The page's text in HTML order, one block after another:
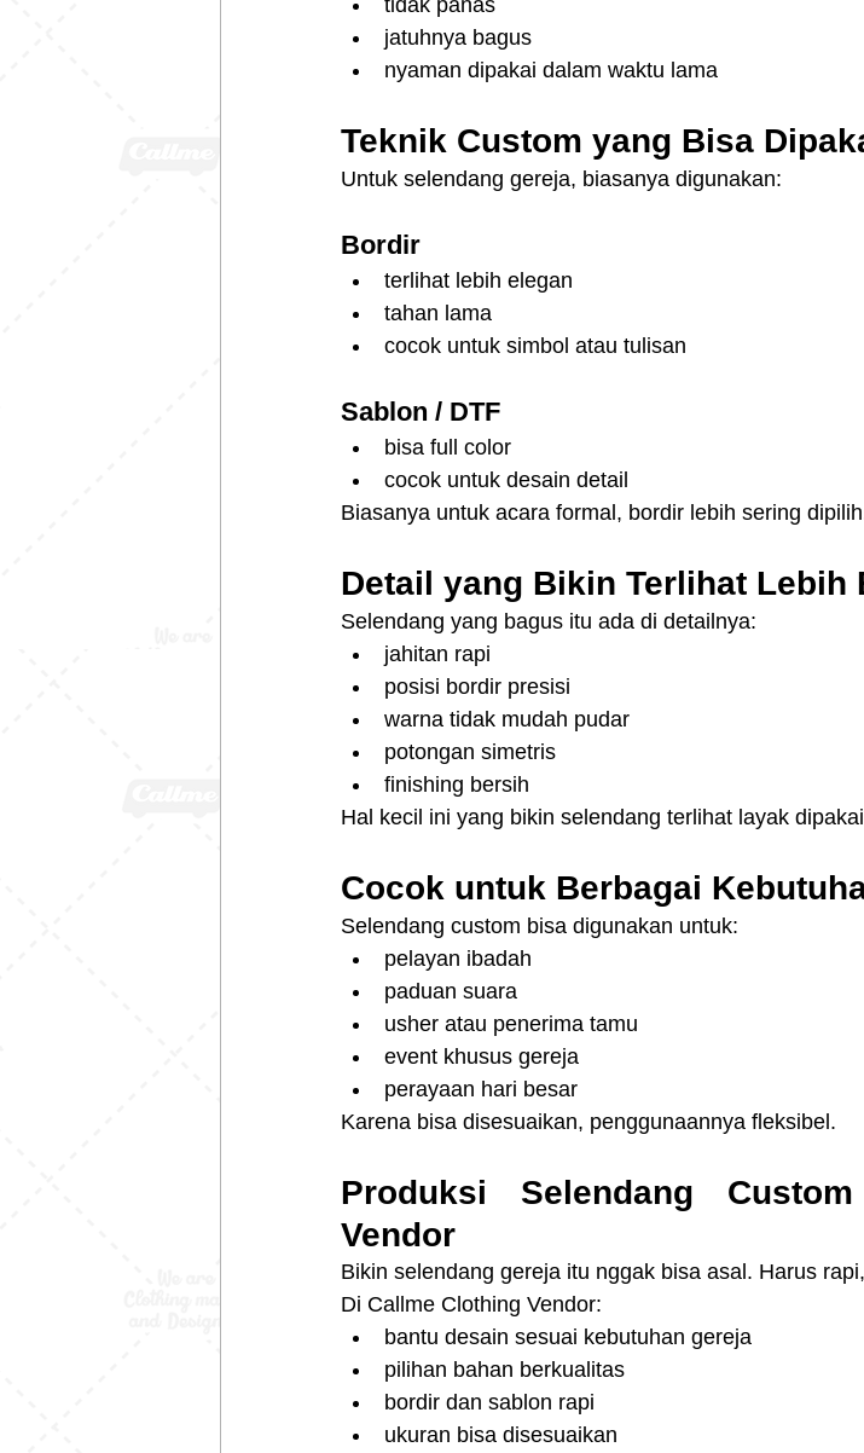
tidak panas
jatuhnya bagus
nyaman dipakai dalam waktu lama
Teknik Custom yang Bisa
Untuk selendang gereja, biasanya digunakan:
Bordir
terlihat lebih elegan
tahan lama
cocok untuk simbol atau tulisan
Sablon / DTF
bisa full color
cocok untuk desain detail
Biasanya untuk acara formal, bordir lebih sering
Detail yang Bikin Terlihat Lebih
Selendang yang bagus itu ada di detailnya:
jahitan rapi
posisi bordir presisi
warna tidak mudah pudar
potongan simetris
finishing bersih
Hal kecil ini yang bikin selendang terlihat layak
Cocok untuk Berbagai
Selendang custom bisa digunakan untuk:
pelayan ibadah
paduan suara
usher atau penerima tamu
event khusus gereja
perayaan hari besar
Karena bisa disesuaikan, penggunaannya fleksibel.
Produksi Selendang
Vendor
Bikin selendang gereja itu nggak bisa asal. Harus
Di Callme Clothing Vendor:
bantu desain sesuai kebutuhan gereja
pilihan bahan berkualitas
bordir dan sablon rapi
ukuran bisa disesuaikan